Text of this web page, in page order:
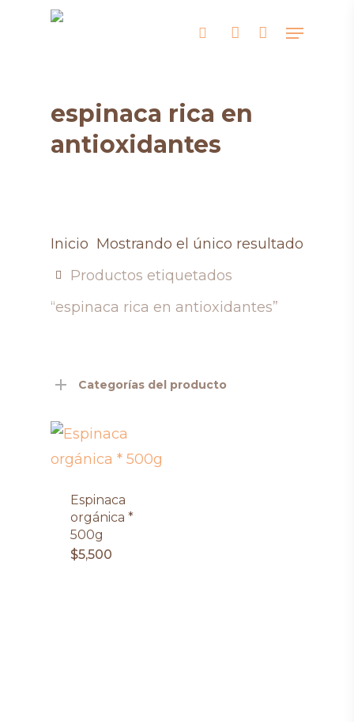
searchaccount
Menu
espinaca rica en
antioxidantes
Mostrando el único resultado
Inicio
Productos etiquetados
“espinaca rica en antioxidantes”
Categorías del producto
Espinaca
orgánica *
500g
$5,500